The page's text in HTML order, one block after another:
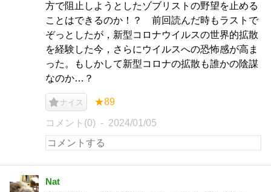
方で阻止しようとしたゾブリストの野望を止める
ことはできるのか！？ 前回読んだ時もラストで
ぞっとしたが，新型コロナウイルスの世界的拡散
を経験した今，さらにウイルスへの恐怖感が高ま
った。もしかして新型コロナの拡散も誰かの陰謀
なのか…？
ナイス ★89
コメント(0) 2024/01/05
Nat